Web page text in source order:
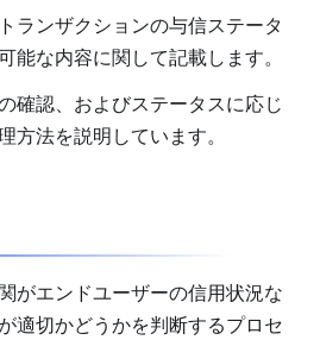
ランザクションの与信ステータ
能な内容に関して記載します。
確認、およびステータスに応じ
方法を説明しています。
がエンドユーザーの信用状況な
適切かどうかを判断するプロセ